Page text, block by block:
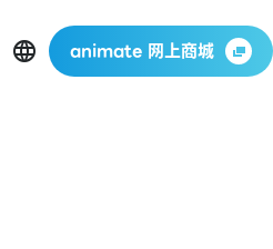
animate 网上商城